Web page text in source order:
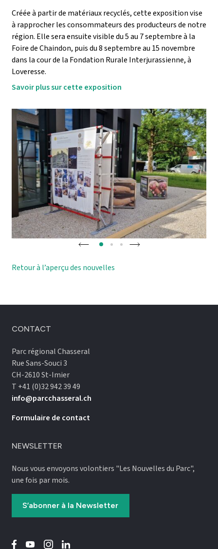
Créée à partir de matériaux recyclés, cette exposition vise
à rapprocher les consommateurs des producteurs de notre
région. Elle sera ensuite visible du 5 au 7 septembre à la
Foire de Chaindon, puis du 8 septembre au 15 novembre
dans la cour de la Fondation Rurale Interjurassienne, à
Loveresse.
Savoir plus sur cette exposition
Retour à l’aperçu des nouvelles
CONTACT
Parc régional Chasseral
Rue Sans-Souci 3
CH-2610 St-Imier
T +41 (0)32 942 39 49
info@parcchasseral.ch
Formulaire de contact
NEWSLETTER
Nous vous envoyons volontiers "Les Nouvelles du Parc",
une fois par mois.
S’abonner à la Newsletter